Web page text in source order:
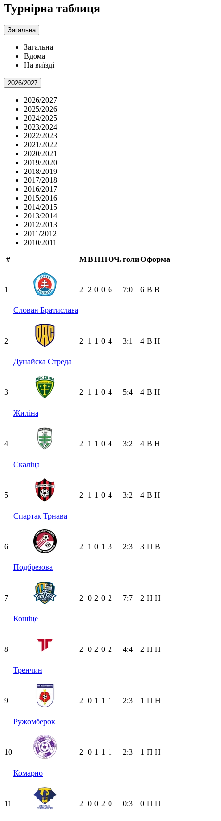
Турнірна таблиця
Загальна
Загальна
Вдома
На виїзді
2026/2027
2026/2027
2025/2026
2024/2025
2023/2024
2022/2023
2021/2022
2020/2021
2019/2020
2018/2019
2017/2018
2016/2017
2015/2016
2014/2015
2013/2014
2012/2013
2011/2012
2010/2011
#
МВНПОЧ.голиОформа
1
Слован Братислава
2 2 0 0 6 7:0 6 В В
2
Дунайска Стреда
2 1 1 0 4 3:1 4 В Н
3
Жиліна
2 1 1 0 4 5:4 4 В Н
4
Скаліца
2 1 1 0 4 3:2 4 В Н
5
Спартак Трнава
2 1 1 0 4 3:2 4 В Н
6
Подбрезова
2 1 0 1 3 2:3 3 П В
7
Кошіце
2 0 2 0 2 7:7 2 Н Н
8
Тренчин
2 0 2 0 2 4:4 2 Н Н
9
Ружомберок
2 0 1 1 1 2:3 1 П Н
10
Комарно
2 0 1 1 1 2:3 1 П Н
11 2 0 0 2 0 0:3 0 П П